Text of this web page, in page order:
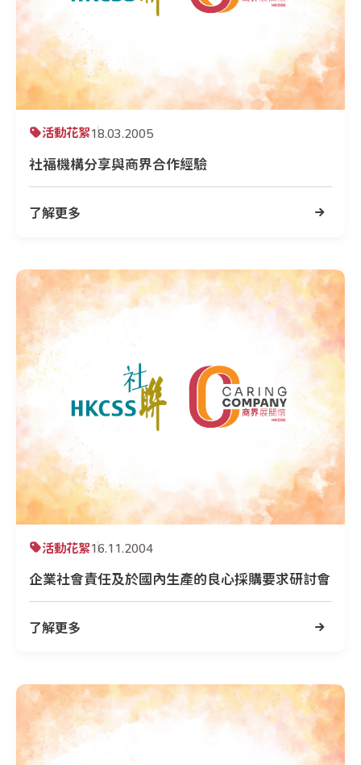
活動花絮18.03.2005
社福機構分享與商界合作經驗
了解更多
活動花絮16.11.2004
企業社會責任及於國內生產的良心採購要求研討會
了解更多